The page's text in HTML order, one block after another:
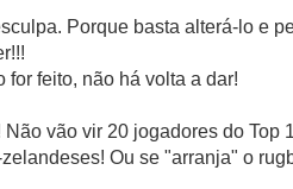
Porque basta alterá-lo e
for feito, não há volta a dar!
vão vir 20 jogadores do
Ou se "arranja" o